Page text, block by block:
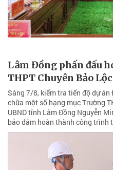
Lâm Đồng phấn đấu
THPT Chuyên Bảo
Sáng 7/8, kiểm tra tiến độ dự
chữa một số hạng mục Trường
UBND tỉnh Lâm Đồng Nguyễn
bảo đảm hoàn thành công trình